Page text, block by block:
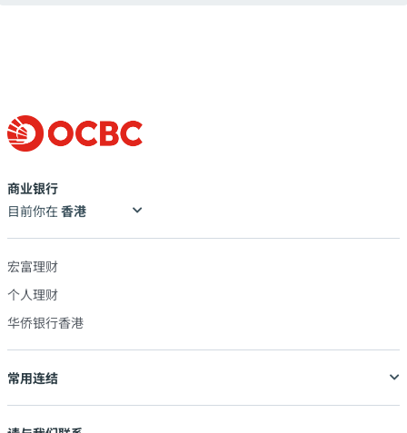
商业银行
目前你在
宏富理财
个人理财
华侨银行香港
常用连结